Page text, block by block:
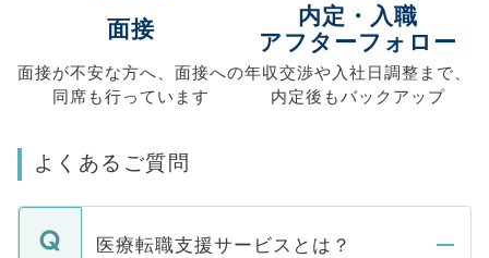
面接
面接が不安な方へ、 面接への
同席も行っています
内定・入職
アフターフォロー
年収交渉や入社日調整まで、
内定後もバックアップ
よくあるご質問
医療転職支援サービスとは？